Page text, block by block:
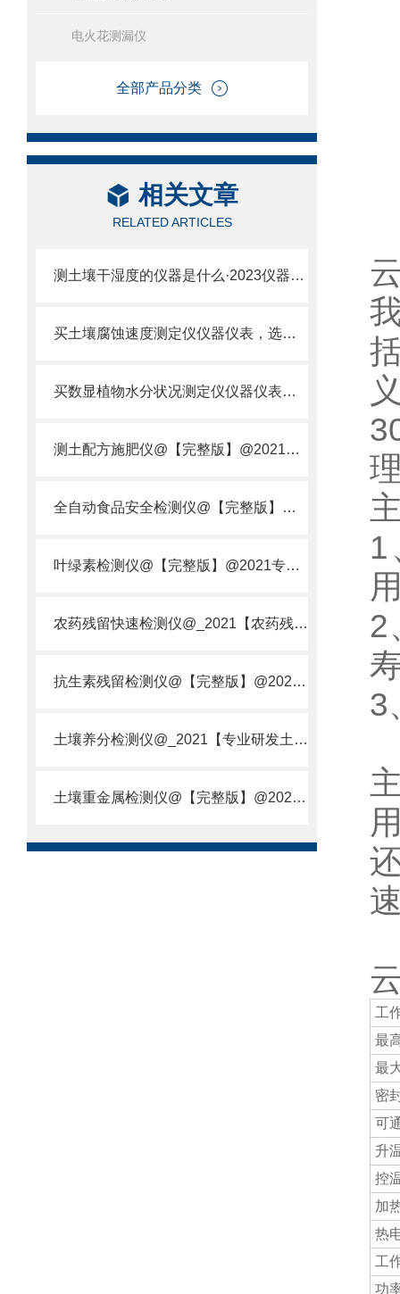
电火花测漏仪
全部产品分类
相关文章
RELATED ARTICLES
测土壤干湿度的仪器是什么·2023仪器仪表·云唐土壤干湿度检测仪器设备
买土壤腐蚀速度测定仪仪器仪表，选【云唐新款】土壤腐蚀速度测定仪
买数显植物水分状况测定仪仪器仪表，就来山东云唐精品货源
测土配方施肥仪@【完整版】@2021专业测土配方施肥仪器仪表
全自动食品安全检测仪@【完整版】@2021专业全自动食品检测仪器仪表
叶绿素检测仪@【完整版】@2021专业叶绿素检测仪器仪表
农药残留快速检测仪@_2021【农药残留检测仪器仪表DE原理】
抗生素残留检测仪@【完整版】@2021专业抗生素残留检测仪器仪表
土壤养分检测仪@_2021【专业研发土壤养分快速检测仪器仪表厂】
土壤重金属检测仪@【完整版】@2021专业土壤重金属快速检测仪器仪表
1
2
3
工
最
最
密
可
升
控
加
热
工
功